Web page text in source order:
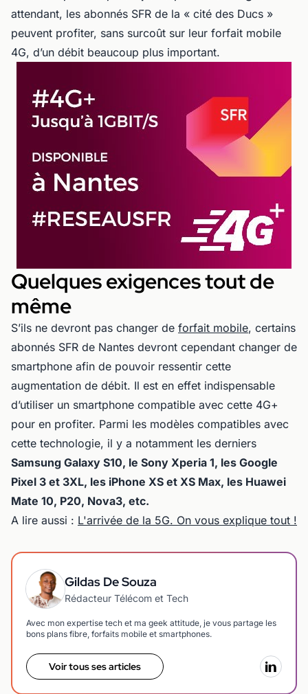
attendant, les abonnés SFR de la « cité des Ducs »
peuvent profiter, sans surcoût sur leur forfait mobile
4G, d’un débit beaucoup plus important.
Quelques exigences tout de
même
S’ils ne devront pas changer de forfait mobile, certains
abonnés SFR de Nantes devront cependant changer de
smartphone afin de pouvoir ressentir cette
augmentation de débit. Il est en effet indispensable
d’utiliser un smartphone compatible avec cette 4G+
pour en profiter. Parmi les modèles compatibles avec
cette technologie, il y a notamment les derniers
Samsung Galaxy S10, le Sony Xperia 1, les Google
Pixel 3 et 3XL, les iPhone XS et XS Max, les Huawei
Mate 10, P20, Nova3, etc.
A lire aussi : L'arrivée de la 5G. On vous explique tout !
Gildas De Souza
Rédacteur Télécom et Tech
Avec mon expertise tech et ma geek attitude, je vous partage les
bons plans fibre, forfaits mobile et smartphones.
Voir tous ses articles